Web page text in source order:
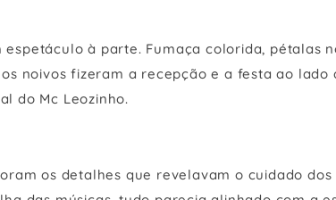
espetáculo à parte. Fumaça colorida, pétalas
noivos fizeram a recepção e a festa ao lado
do Mc Leozinho.
os detalhes que revelavam o cuidado dos